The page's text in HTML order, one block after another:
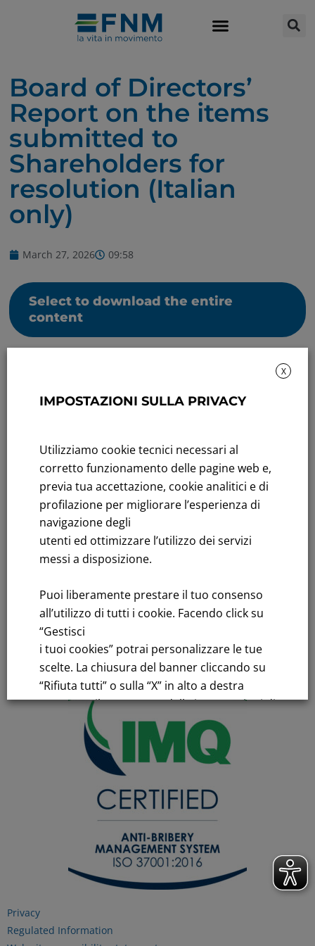
Board of Directors’
Report on the items
submitted to
Shareholders for
resolution (Italian
only)
March 27, 2026 09:58
Select to download the entire
content
Sustainability: Sustainability report
Title performance: On the stock Exchange
Tenders: All Tenders
FNM S.p.A.
Headquarters in Milan, Piazzale Cadorna, 14
Share capital € 230,000,000.00 fully paid up
Register of Companies
C.F.and VAT number 00776140154
C.C.I.AA. Milano – REA 28331
Privacy
Regulated Information
X
IMPOSTAZIONI SULLA PRIVACY
Utilizziamo cookie tecnici necessari al
corretto funzionamento delle pagine web e,
previa tua accettazione, cookie analitici e di
profilazione per migliorare l’esperienza di
navigazione degli
utenti ed ottimizzare l’utilizzo dei servizi
messi a disposizione.
Puoi liberamente prestare il tuo consenso
all’utilizzo di tutti i cookie. Facendo click su
“Gestisci
i tuoi cookies” potrai personalizzare le tue
scelte. La chiusura del banner cliccando su
“Rifiuta tutti” o sulla “X” in alto a destra
comporta il permanere delle impostazioni di
default e la continuazione della navigazione
in assenza di cookie o altri strumenti di
tracciamento diversi da quelli tecnici.
Per maggiori informazioni consulta la
Informativa sui dati personali e cookie